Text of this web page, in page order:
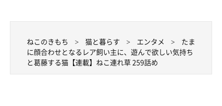
ねこのきもち 猫と暮らす エンタメ
たま
に顔合わせとなるレア飼い主に、遊んで欲しい気持ち
と葛藤する猫【連載】ねこ連れ草 259話め